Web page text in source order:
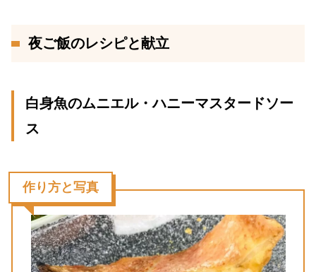
夜ご飯のレシピと献立
白身魚のムニエル・ハニーマスタードソー
ス
作り方と写真